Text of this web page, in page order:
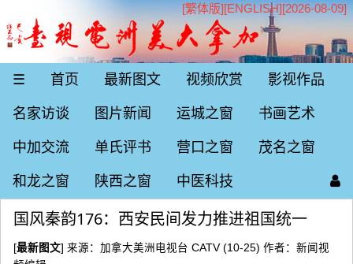
[繁体版][ENGLISH][2026-08-09]
☰ 首页 最新图文 视频欣赏 影视作品
名家访谈 图片新闻 运城之窗 书画艺术
中加交流 单氏评书 营口之窗 茂名之窗
和龙之窗 陕西之窗 中医科技
国风秦韵176：西安民间发力推进祖国统一
[最新图文] 来源：加拿大美洲电视台 CATV (10-25) 作者：新闻视